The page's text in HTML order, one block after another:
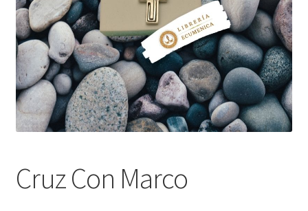
Política de privacidad
Contáctanos
Noticias
Cruz Con Marco